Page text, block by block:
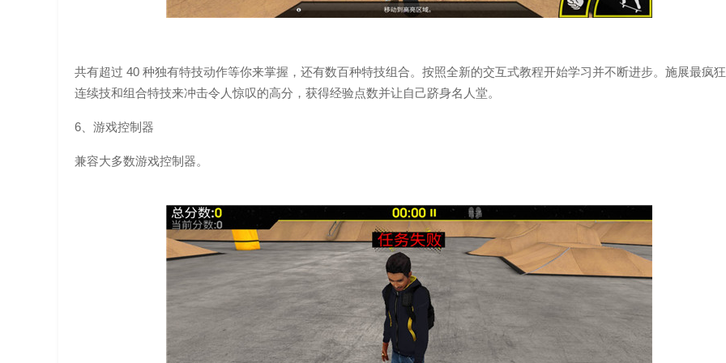
共有超过 40 种独有特技动作等你来掌握，还有数百种特技组合。按照全新的交互式教程开始学习并不断进步。施展最疯
连续技和组合特技来冲击令人惊叹的高分，获得经验点数并让自己跻身名人堂。
6、游戏控制器
兼容大多数游戏控制器。